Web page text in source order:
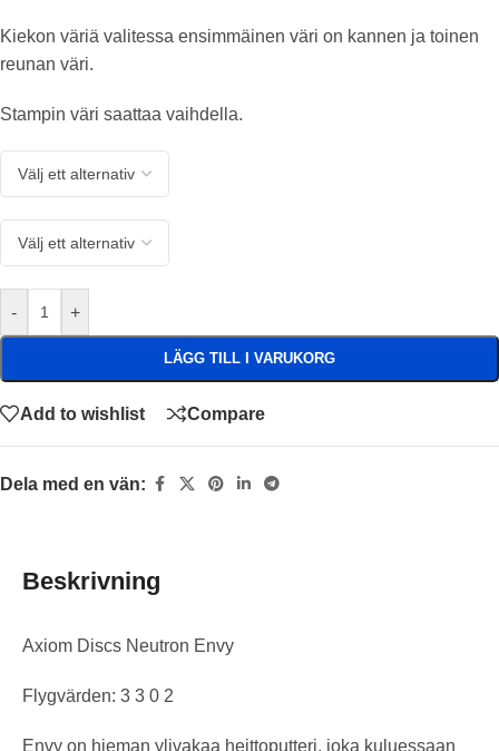
Kiekon väriä valitessa ensimmäinen väri on kannen ja toinen
reunan väri.
Stampin väri saattaa vaihdella.
- +
LÄGG TILL I VARUKORG
Add to wishlist Compare
Dela med en vän:
Beskrivning
Axiom Discs Neutron Envy
Flygvärden: 3 3 0 2
Envy on hieman ylivakaa heittoputteri, joka kuluessaan